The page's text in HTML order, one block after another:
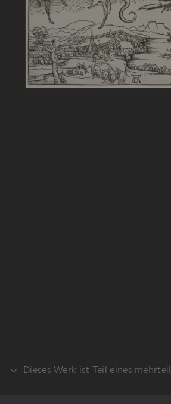
Dieses Werk ist Teil eines